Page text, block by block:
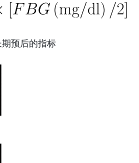
预后的指标